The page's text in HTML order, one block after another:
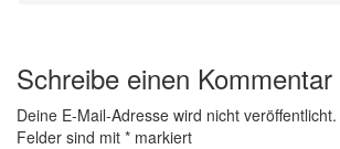
Schreibe einen Kommentar
Deine E-Mail-Adresse wird nicht veröffentlicht.
Felder sind mit * markiert